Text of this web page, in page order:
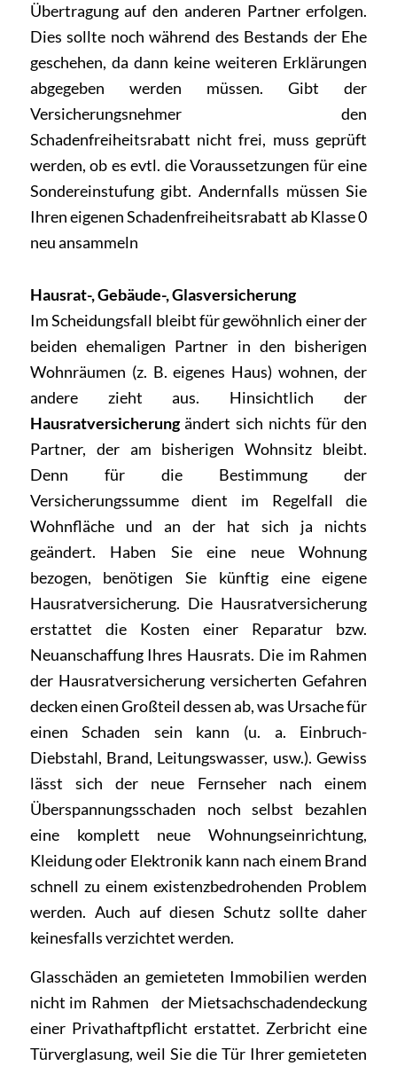
Übertragung auf den anderen Partner erfolgen.
Dies sollte noch während des Bestands der Ehe
geschehen, da dann keine weiteren Erklärungen
abgegeben werden müssen. Gibt der
Versicherungsnehmer den
Schadenfreiheitsrabatt nicht frei, muss geprüft
werden, ob es evtl. die Voraussetzungen für eine
Sondereinstufung gibt. Andernfalls müssen Sie
Ihren eigenen Schadenfreiheitsrabatt ab Klasse 0
neu ansammeln
Hausrat-, Gebäude-, Glasversicherung
Im Scheidungsfall bleibt für gewöhnlich einer der
beiden ehemaligen Partner in den bisherigen
Wohnräumen (z. B. eigenes Haus) wohnen, der
andere zieht aus. Hinsichtlich der
Hausratversicherungändert sich nichts für den
Partner, der am bisherigen Wohnsitz bleibt.
Denn für die Bestimmung der
Versicherungssumme dient im Regelfall die
Wohnfläche und an der hat sich ja nichts
geändert. Haben Sie eine neue Wohnung
bezogen, benötigen Sie künftig eine eigene
Hausratversicherung. Die Hausratversicherung
erstattet die Kosten einer Reparatur bzw.
Neuanschaffung Ihres Hausrats. Die im Rahmen
der Hausratversicherung versicherten Gefahren
decken einen Großteil dessen ab, was Ursache für
einen Schaden sein kann (u. a. Einbruch-
Diebstahl, Brand, Leitungswasser, usw.). Gewiss
lässt sich der neue Fernseher nach einem
Überspannungsschaden noch selbst bezahlen
eine komplett neue Wohnungseinrichtung,
Kleidung oder Elektronik kann nach einem Brand
schnell zu einem existenzbedrohenden Problem
werden. Auch auf diesen Schutz sollte daher
keinesfalls verzichtet werden.
Glasschäden an gemieteten Immobilien werden
nicht im Rahmen der Mietsachschadendeckung
einer Privathaftpflicht erstattet. Zerbricht eine
Türverglasung, weil Sie die Tür Ihrer gemieteten